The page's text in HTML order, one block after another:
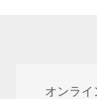
オンラ